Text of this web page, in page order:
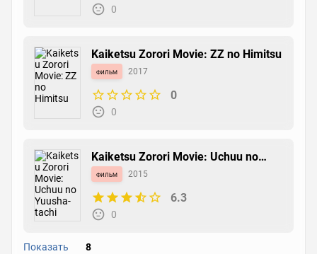
0
Kaiketsu Zorori Movie: ZZ no Himitsu
фильм 2017
0
0
Kaiketsu Zorori Movie: Uchuu no
Yuusha-tachi
фильм 2015
6.3
0
Показать 8